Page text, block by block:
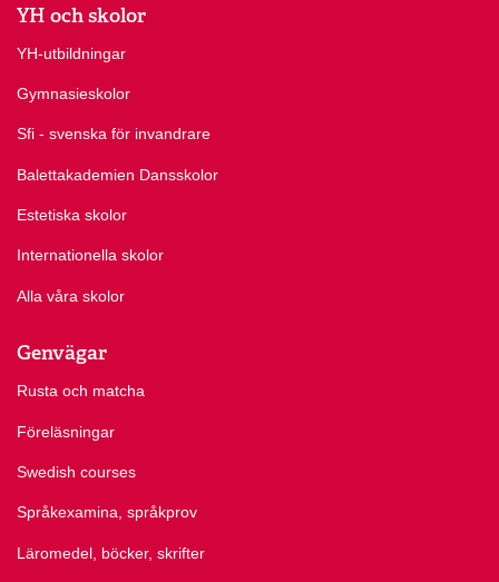
YH och skolor
YH-utbildningar
Gymnasieskolor
Sfi - svenska för invandrare
Balettakademien Dansskolor
Estetiska skolor
Internationella skolor
Alla våra skolor
Genvägar
Rusta och matcha
Föreläsningar
Swedish courses
Språkexamina, språkprov
Läromedel, böcker, skrifter